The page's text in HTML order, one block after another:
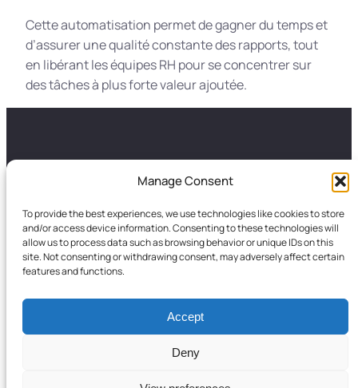
Manage Consent
To provide the best experiences, we use technologies like cookies to store
and/or access device information. Consenting to these technologies will
allow us to process data such as browsing behavior or unique IDs on this
site. Not consenting or withdrawing consent, may adversely affect certain
features and functions.
Accept
Deny
Cette automatisation permet de gagner du temps et
d’assurer une qualité constante des rapports, tout
en libérant les équipes RH pour se concentrer sur
des tâches à plus forte valeur ajoutée.
Nos autres formations
Portfolio
Blog
Formation
Les fondateurs
Les animateurs de La
La Fresque de l'IA